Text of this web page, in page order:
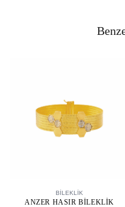
BİLEKLİK
ANZER HASIR BILEKLIK